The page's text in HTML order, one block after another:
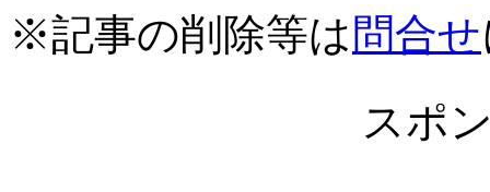
※記事の削除等は 問合せ
スポ